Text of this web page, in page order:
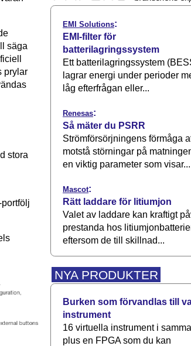
säga
prylar
stora
EMI Solutions:
EMI-filter för
batterilagringssystem
Ett batterilagringssystem
lagrar energi under perioder
låg efterfrågan eller...
Renesas:
Så mäter du PSRR
Strömförsörjningens förmåga
motstå störningar på
en viktig parameter som visar...
Mascot:
Rätt laddare för litiumjon
Valet av laddare kan kraftigt
prestanda hos
eftersom de till skillnad...
NYA PRODUKTER
Burken som förvandlas till
instrument
16 virtuella instrument i
plus en FPGA som du kan